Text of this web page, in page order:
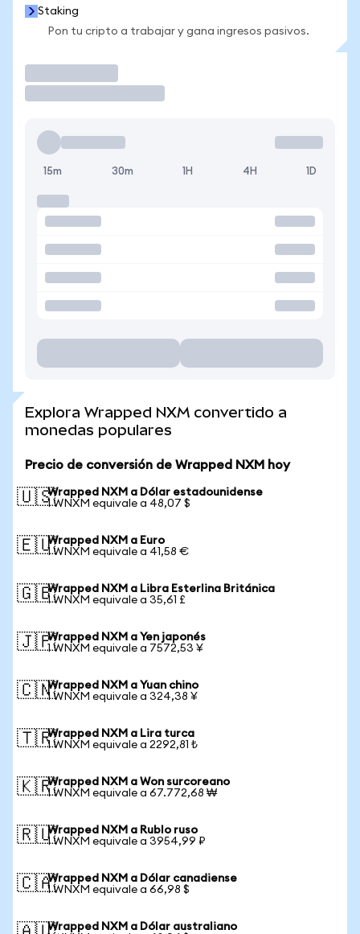
Staking
Pon tu cripto a trabajar y gana ingresos pasivos.
15m 30m 1H 4H 1D
Explora Wrapped NXM convertido a
monedas populares
Precio de conversión de Wrapped NXM hoy
🇺🇸Wrapped NXM a Dólar estadounidense
1 WNXM equivale a 48,07 $
🇪🇺Wrapped NXM a Euro
1 WNXM equivale a 41,58 €
🇬🇧Wrapped NXM a Libra Esterlina Británica
1 WNXM equivale a 35,61 £
🇯🇵Wrapped NXM a Yen japonés
1 WNXM equivale a 7572,53 ¥
🇨🇳Wrapped NXM a Yuan chino
1 WNXM equivale a 324,38 ¥
🇹🇷Wrapped NXM a Lira turca
1 WNXM equivale a 2292,81 ₺
🇰🇷Wrapped NXM a Won surcoreano
1 WNXM equivale a 67.772,68 ₩
🇷🇺Wrapped NXM a Rublo ruso
1 WNXM equivale a 3954,99 ₽
🇨🇦Wrapped NXM a Dólar canadiense
1 WNXM equivale a 66,98 $
Wrapped NXM a Dólar australiano